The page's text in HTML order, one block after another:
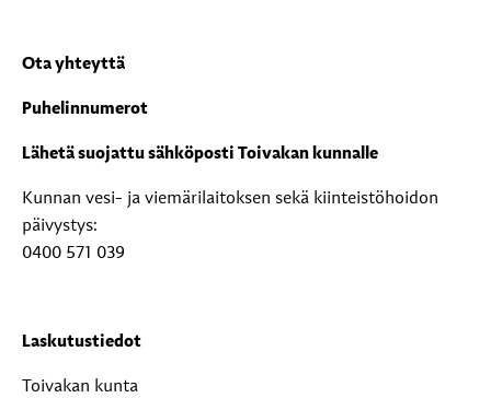
Ota yhteyttä
Puhelinnumerot
Lähetä suojattu sähköposti Toivakan kunnalle
Kunnan vesi- ja viemärilaitoksen sekä kiinteistöhoidon
päivystys:
0400 571 039
Laskutustiedot
Toivakan kunta